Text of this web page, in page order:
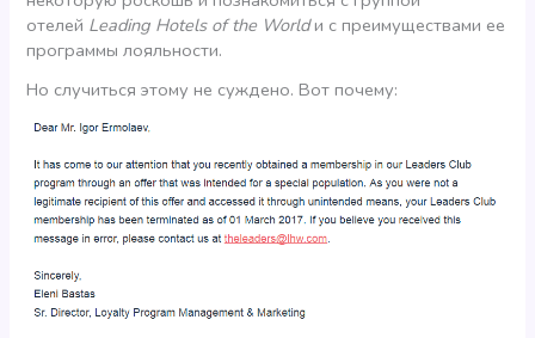
отелей Leading Hotels of the Worldи с преимуществами ее
программы лояльности.
Но случиться этому не суждено. Вот почему: